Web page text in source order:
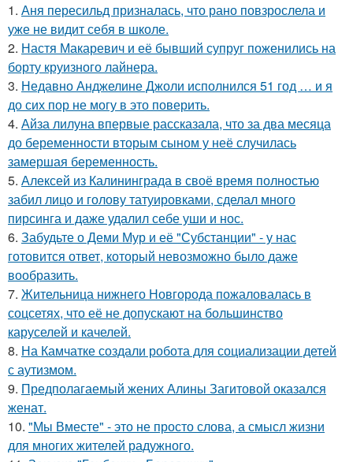
1. Аня пересильд призналась, что рано повзрослела и
уже не видит себя в школе.
2. Настя Макаревич и её бывший супруг поженились на
борту круизного лайнера.
3. Недавно Анджелине Джоли исполнился 51 год … и я
до сих пор не могу в это поверить.
4. Айза лилуна впервые рассказала, что за два месяца
до беременности вторым сыном у неё случилась
замершая беременность.
5. Алексей из Калининграда в своё время полностью
забил лицо и голову татуировками, сделал много
пирсинга и даже удалил себе уши и нос.
6. Забудьте о Деми Мур и её "Субстанции" - у нас
готовится ответ, который невозможно было даже
вообразить.
7. Жительница нижнего Новгорода пожаловалась в
соцсетях, что её не допускают на большинство
каруселей и качелей.
8. На Камчатке создали робота для социализации детей
с аутизмом.
9. Предполагаемый жених Алины Загитовой оказался
женат.
10. "Мы Вместе" - это не просто слова, а смысл жизни
для многих жителей радужного.